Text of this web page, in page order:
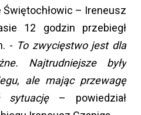
Świętochłowic – Ireneusz
12 godzin przebiegł
- To zwycięstwo jest dla
Najtrudniejsze były
ale mając przewagę
sytuację– powiedział